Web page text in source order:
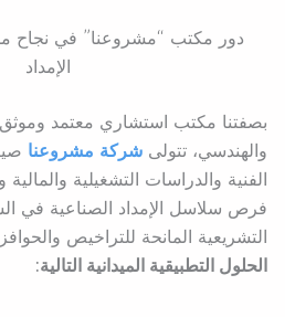
دور مكتب “مشروعنا” في نجاح
الإمداد
بصفتنا مكتب استشاري معتمد
والهندسي، تتولى شركة مشروعنا
الفنية والدراسات التشغيلية
فرص سلاسل الإمداد الصناعية في
التشريعية المانحة للتراخيص
الحلول التطبيقية الميدانية التالية: